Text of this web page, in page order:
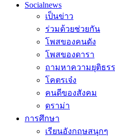
Socialnews
เป็นข่าว
ร่วมด้วยช่วยกัน
โพสของคนดัง
โพสของดารา
ถามหาความยุติธร
โคตรเจ๋ง
คนดีของสังคม
ดราม่า
การศึกษา
เรียนอังกฤษสนุกๆ